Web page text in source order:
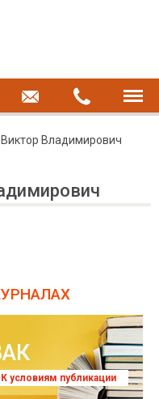
Владимирович
К условиям публикации